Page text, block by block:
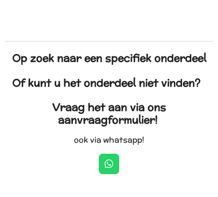
Op zoek naar een specifiek onderdeel
Of kunt u het onderdeel niet vinden?
Vraag het aan via ons
aanvraagformulier!
ook via whatsapp!
W
h